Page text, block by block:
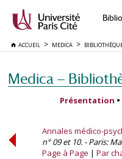
ACCUEIL MEDICA
Medica —
Présentation •
Annales médico-
n° 09 et 10. - Paris:
Page à Page
Par